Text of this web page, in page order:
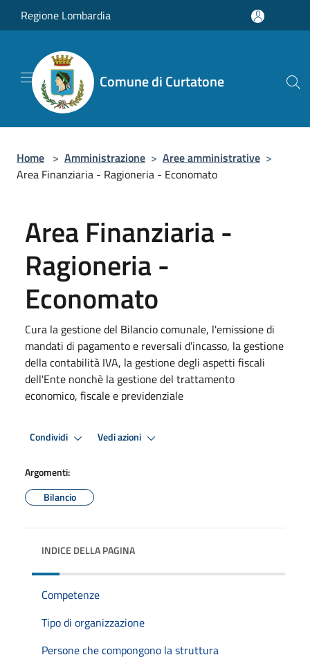
Salta al contenuto principale
Regione Lombardia
Comune di Curtatone
Home > Amministrazione > Aree amministrative >
Area Finanziaria - Ragioneria - Economato
Area Finanziaria -
Ragioneria -
Economato
Cura la gestione del Bilancio comunale, l'emissione di
mandati di pagamento e reversali d'incasso, la gestione
della contabilità IVA, la gestione degli aspetti fiscali
dell'Ente nonchè la gestione del trattamento
economico, fiscale e previdenziale
Condividi Vedi azioni
Argomenti:
Bilancio
INDICE DELLA PAGINA
Competenze
Tipo di organizzazione
Persone che compongono la struttura